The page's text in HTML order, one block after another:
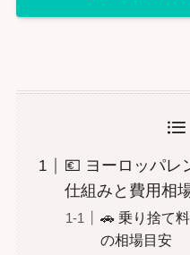
💶 ヨーロッパレ
仕組みと費用相
🚗 乗り捨て
の相場目安